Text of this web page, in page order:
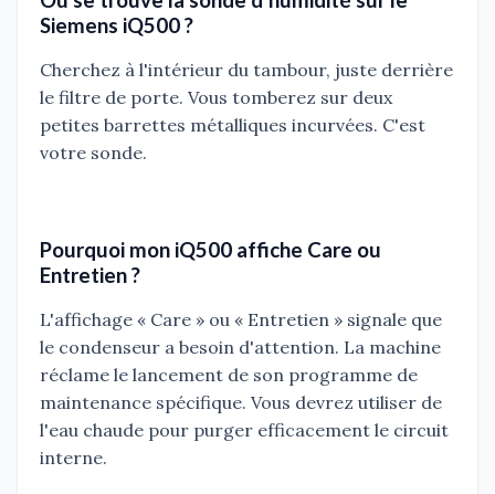
Siemens iQ500 ?
Cherchez à l'intérieur du tambour, juste derrière
le filtre de porte. Vous tomberez sur deux
petites barrettes métalliques incurvées. C'est
votre sonde.
Pourquoi mon iQ500 affiche Care ou
Entretien ?
L'affichage « Care » ou « Entretien » signale que
le condenseur a besoin d'attention. La machine
réclame le lancement de son programme de
maintenance spécifique. Vous devrez utiliser de
l'eau chaude pour purger efficacement le circuit
interne.